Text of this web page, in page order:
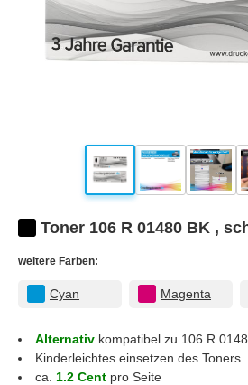
Toner 106 R 01480 BK ,
weitere Farben:
Cyan Magenta
Alternativ kompatibel zu 106 R
Kinderleichtes einsetzen des Toners
ca. 1.2 Cent pro Seite